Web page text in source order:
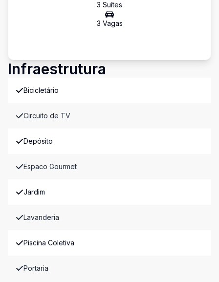
3 Suítes
3 Vagas
Infraestrutura
Bicicletário
Circuito de TV
Depósito
Espaco Gourmet
Jardim
Lavanderia
Piscina Coletiva
Portaria